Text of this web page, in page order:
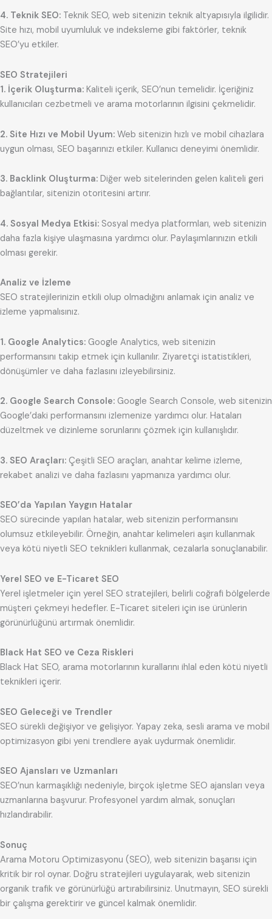
4. Teknik SEO: Teknik SEO, web sitenizin teknik altyapısıyla ilgilidir.
Site hızı, mobil uyumluluk ve indeksleme gibi faktörler, teknik
SEO’yu etkiler.
SEO Stratejileri
1. İçerik Oluşturma: Kaliteli içerik, SEO’nun temelidir. İçeriğiniz
kullanıcıları cezbetmeli ve arama motorlarının ilgisini çekmelidir.
2. Site Hızı ve Mobil Uyum: Web sitenizin hızlı ve mobil cihazlara
uygun olması, SEO başarınızı etkiler. Kullanıcı deneyimi önemlidir.
3. Backlink Oluşturma: Diğer web sitelerinden gelen kaliteli geri
bağlantılar, sitenizin otoritesini artırır.
4. Sosyal Medya Etkisi: Sosyal medya platformları, web sitenizin
daha fazla kişiye ulaşmasına yardımcı olur. Paylaşımlarınızın etkili
olması gerekir.
Analiz ve İzleme
SEO stratejilerinizin etkili olup olmadığını anlamak için analiz ve
izleme yapmalısınız.
1. Google Analytics: Google Analytics, web sitenizin
performansını takip etmek için kullanılır. Ziyaretçi istatistikleri,
dönüşümler ve daha fazlasını izleyebilirsiniz.
2. Google Search Console: Google Search Console, web sitenizin
Google’daki performansını izlemenize yardımcı olur. Hataları
düzeltmek ve dizinleme sorunlarını çözmek için kullanışlıdır.
3. SEO Araçları: Çeşitli SEO araçları, anahtar kelime izleme,
rekabet analizi ve daha fazlasını yapmanıza yardımcı olur.
SEO’da Yapılan Yaygın Hatalar
SEO sürecinde yapılan hatalar, web sitenizin performansını
olumsuz etkileyebilir. Örneğin, anahtar kelimeleri aşırı kullanmak
veya kötü niyetli SEO teknikleri kullanmak, cezalarla sonuçlanabilir.
Yerel SEO ve E-Ticaret SEO
Yerel işletmeler için yerel SEO stratejileri, belirli coğrafi bölgelerde
müşteri çekmeyi hedefler. E-Ticaret siteleri için ise ürünlerin
görünürlüğünü artırmak önemlidir.
Black Hat SEO ve Ceza Riskleri
Black Hat SEO, arama motorlarının kurallarını ihlal eden kötü niyetli
teknikleri içerir.
SEO Geleceği ve Trendler
SEO sürekli değişiyor ve gelişiyor. Yapay zeka, sesli arama ve mobil
optimizasyon gibi yeni trendlere ayak uydurmak önemlidir.
SEO Ajansları ve Uzmanları
SEO’nun karmaşıklığı nedeniyle, birçok işletme SEO ajansları veya
uzmanlarına başvurur. Profesyonel yardım almak, sonuçları
hızlandırabilir.
Sonuç
Arama Motoru Optimizasyonu (SEO), web sitenizin başarısı için
kritik bir rol oynar. Doğru stratejileri uygulayarak, web sitenizin
organik trafik ve görünürlüğü artırabilirsiniz. Unutmayın, SEO sürekli
bir çalışma gerektirir ve güncel kalmak önemlidir.